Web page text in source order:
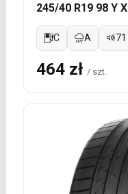
245/40 R19 98 Y
C A
464 zł / szt.